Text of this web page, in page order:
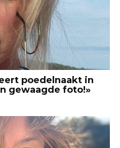
poedelnaakt in
gewaagde foto!»